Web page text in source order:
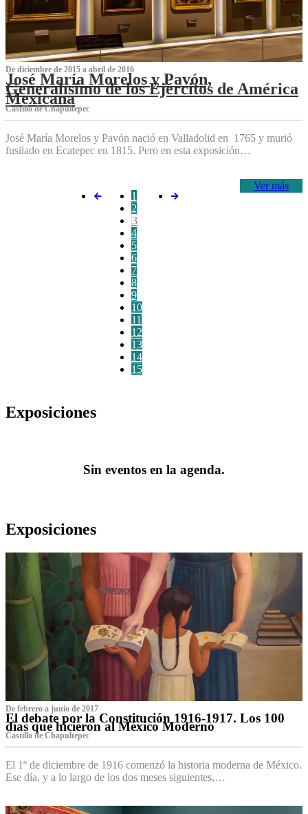
De diciembre de 2015 a abril de 2016
José María Morelos y Pavón,
Generalísimo de los Ejércitos de América
Mexicana
C‌astillo de Chapultepec
José María Morelos y Pavón nació en Valladolid en 1765 y murió
fusilado en Ecatepec en 1815. Pero en esta exposición…
Ver más
1
2
3
4
5
6
7
8
9
10
11
12
13
14
15
Exposiciones
Sin eventos en la agenda.
Exposiciones
De febrero a junio de 2017
El debate por la Constitución 1916-1917. Los 100
días que hicieron al México Moderno
Castillo de Chapultepec
El 1º de diciembre de 1916 comenzó la historia moderna de México.
Ese día, y a lo largo de los dos meses siguientes,…